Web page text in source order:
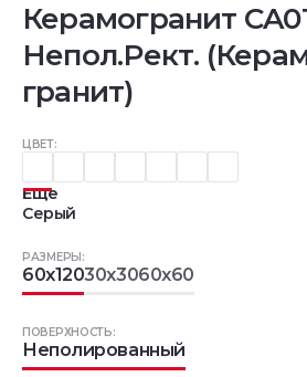
Керамогранит
Непол.Рект.
гранит)
ЦВЕТ:
Еще
Серый
РАЗМЕРЫ:
60x12030x3060x60
ПОВЕРХНОСТЬ:
Неполированный